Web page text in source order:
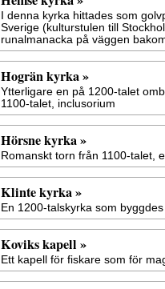
I denna kyrka hittades som
Sverige (kulturstulen till
runalmanacka på väggen
Hogrän kyrka »
Ytterligare en på 1200-talet
1100-talet, inclusorium
Hörsne kyrka »
Romanskt torn från 1100-talet,
Klinte kyrka »
En 1200-talskyrka som
Koviks kapell »
Ett kapell för fiskare som för